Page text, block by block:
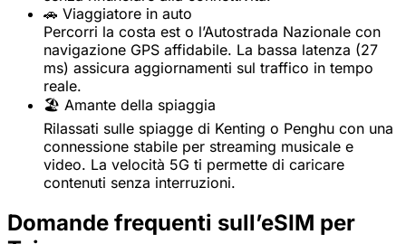
🚗 Viaggiatore in auto
Percorri la costa est o l’Autostrada Nazionale con
navigazione GPS affidabile. La bassa latenza (27
ms) assicura aggiornamenti sul traffico in tempo
reale.
🏖️ Amante della spiaggia
Rilassati sulle spiagge di Kenting o Penghu con una
connessione stabile per streaming musicale e
video. La velocità 5G ti permette di caricare
contenuti senza interruzioni.
Domande frequenti sull’eSIM per